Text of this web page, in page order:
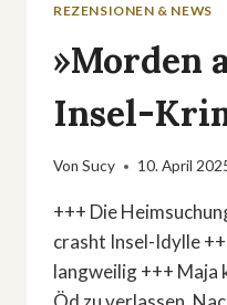
REZENSIONEN & NEWS
»Morden
Insel-
Von Sucy 10. April
+++ Die
crasht Insel-Idylle
langweilig +++ Maja